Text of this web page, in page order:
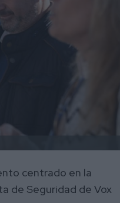
centrado en la
de Seguridad de Vox